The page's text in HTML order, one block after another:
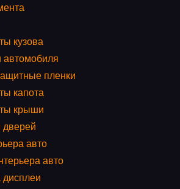
кузова
автомобиля
пленки
капота
крыши
дверей
авто
авто
дисплеи